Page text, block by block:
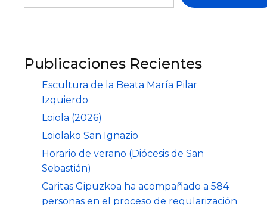
Publicaciones Recientes
Escultura de la Beata María Pilar
Izquierdo
Loiola (2026)
Loiolako San Ignazio
Horario de verano (Diócesis de San
Sebastián)
Caritas Gipuzkoa ha acompañado a 584
personas en el proceso de regularización